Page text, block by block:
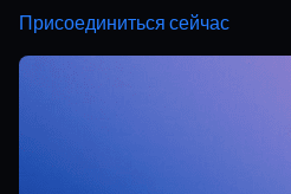
Присоединиться сейчас